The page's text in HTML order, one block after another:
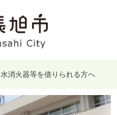
水消火器等を借りられる方へ